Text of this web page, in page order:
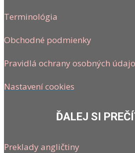
Terminológia
Obchodné podmienky
Pravidlá ochrany osobných
Nastavení cookies
ĎALEJ SI
Preklady angličtiny